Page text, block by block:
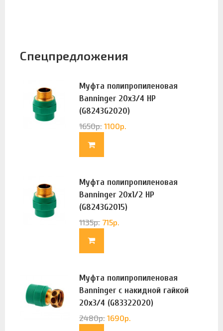
Спецпредложения
Муфта полипропиленовая
Banninger 20х3/4 НР
(G8243G2020)
1650р. 1100р.
Муфта полипропиленовая
Banninger 20х1/2 НР
(G8243G2015)
1135р. 715р.
Муфта полипропиленовая
Banninger с накидной гайкой
20х3/4 (G83322020)
2480р. 1690р.